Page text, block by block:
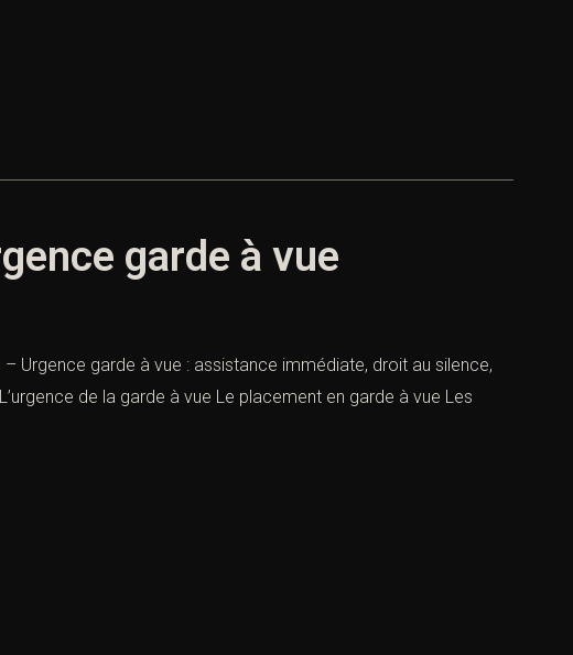
garde à vue
Urgence garde à vue : assistance immédiate, droit au silence,
de la garde à vue Le placement en garde à vue Les